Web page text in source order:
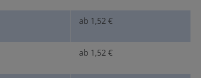
ab 1,52 €
ab 1,52 €